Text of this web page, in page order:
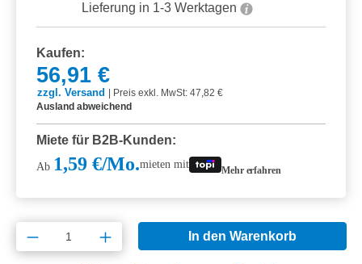
Lieferung in 1-3 Werktagen
Kaufen:
56,91 €
zzgl. Versand
Preis exkl. MwSt: 47,82 €
Ausland abweichend
Miete für B2B-Kunden:
Ab 1,59 €/Mo.mieten mit Mehr erfahren
Produkt Anzahl: Gib den gewünschten
In den Warenkorb